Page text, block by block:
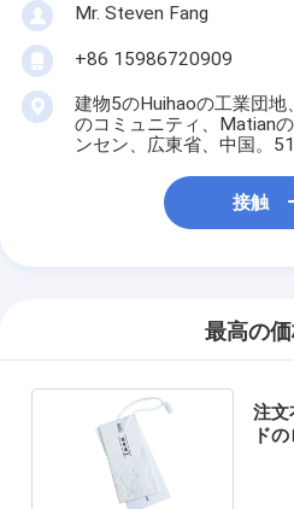
Mr. Steven Fang
+86 15986720909
建物5のHuihaoの工業団
のコミュニティ、Matian
ンセン、広東省、中国。
接触
最高の
注文
ド